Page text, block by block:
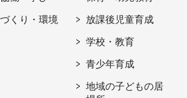
くり・環境 放課後児童育成
学校・教育
青少年育成
地域の子どもの居